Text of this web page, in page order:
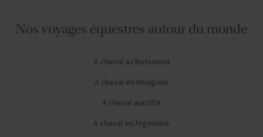
Nos voyages équestres autour du monde
A cheval au Botswana
A cheval en Mongolie
A cheval aux USA
A cheval en Argentine